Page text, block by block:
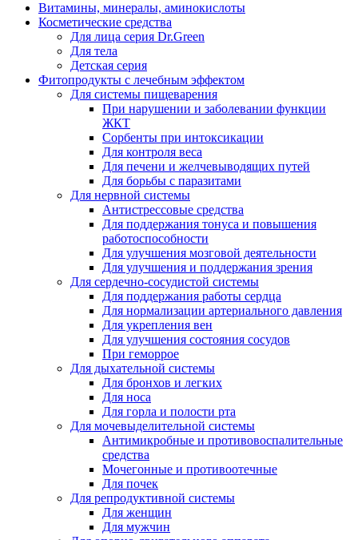
Витамины, минералы, аминокислоты
Косметические средства
Для лица серия Dr.Green
Для тела
Детская серия
Фитопродукты с лечебным эффектом
Для системы пищеварения
При нарушении и заболевании функции
ЖКТ
Сорбенты при интоксикации
Для контроля веса
Для печени и желчевыводящих путей
Для борьбы с паразитами
Для нервной системы
Антистрессовые средства
Для поддержания тонуса и повышения
работоспособности
Для улучшения мозговой деятельности
Для улучшения и поддержания зрения
Для сердечно-сосудистой системы
Для поддержания работы сердца
Для нормализации артериального давления
Для укрепления вен
Для улучшения состояния сосудов
При геморрое
Для дыхательной системы
Для бронхов и легких
Для носа
Для горла и полости рта
Для мочевыделительной системы
Антимикробные и противовоспалительные
средства
Мочегонные и противоотечные
Для почек
Для репродуктивной системы
Для женщин
Для мужчин